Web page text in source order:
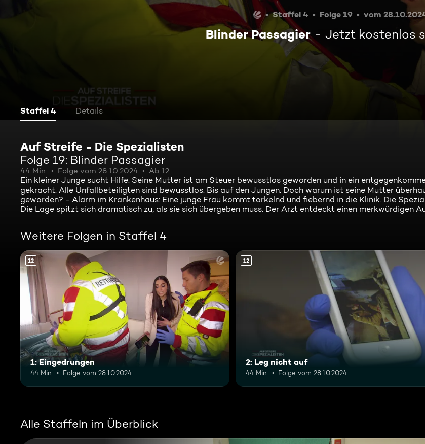
Staffel 4 Folge 19 vom
Blinder Passagier Jetzt kostenlos
Staffel 4 Details
Auf Streife - Die Spezialisten
Folge 19: Blinder Passagier
44 Min. Folge vom 28.10.2024 Ab 12
Ein kleiner Junge sucht Hilfe. Seine Mutter ist am Steuer bewusstlos geworden und in ein
gekracht. Alle Unfallbeteiligten sind bewusstlos. Bis auf den Jungen. Doch warum ist seine Mutter
geworden? - Alarm im Krankenhaus: Eine junge Frau kommt torkelnd und fiebernd in die Klinik. Die
Die Lage spitzt sich dramatisch zu, als sie sich übergeben muss. Der Arzt entdeckt einen merkwürdigen
Weitere Folgen in Staffel 4
12
1: Eingedrungen
44 Min. Folge vom 28.10.2024
12
2: Leg nicht auf
44 Min. Folge vom 28.10.2024
Alle Staffeln im Überblick